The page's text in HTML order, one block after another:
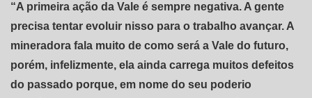
“A primeira ação da Vale é sempre negativa. A gente
precisa tentar evoluir nisso para o trabalho avançar. A
mineradora fala muito de como será a Vale do futuro,
porém, infelizmente, ela ainda carrega muitos defeitos
do passado porque, em nome do seu poderio